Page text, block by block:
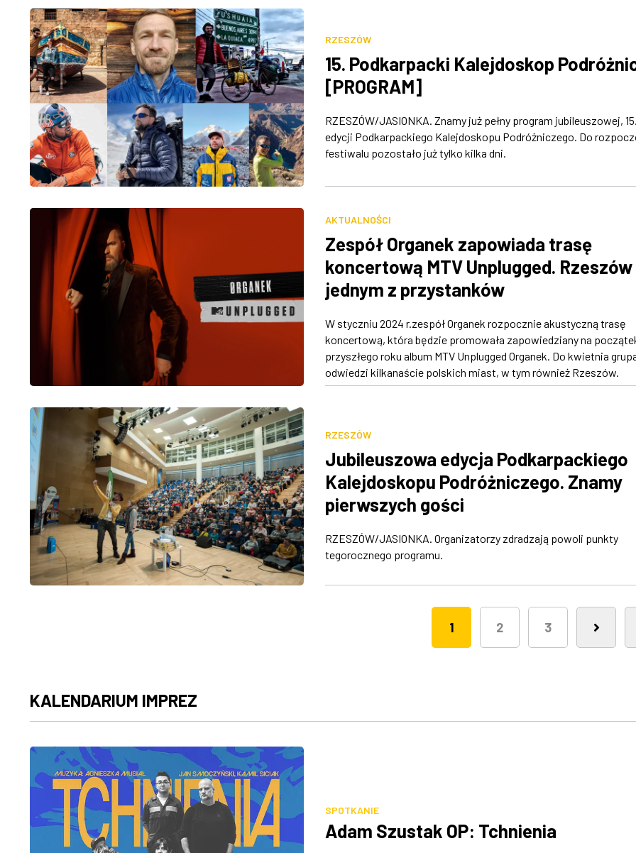
RZESZÓW
15. Podkarpacki Kalejdoskop
[PROGRAM]
RZESZÓW/JASIONKA. Znamy już pełny program jubileuszowej, 15.
edycji Podkarpackiego Kalejdoskopu Podróżniczego. Do
festiwalu pozostało już tylko kilka dni.
AKTUALNOŚCI
Zespół Organek zapowiada trasę
koncertową MTV Unplugged. Rzeszów
jednym z przystanków
W styczniu 2024 r.zespół Organek rozpocznie akustyczną trasę
koncertową, która będzie promowała zapowiedziany na
przyszłego roku album MTV Unplugged Organek. Do kwietnia
odwiedzi kilkanaście polskich miast, w tym również Rzeszów.
RZESZÓW
Jubileuszowa edycja Podkarpackiego
Kalejdoskopu Podróżniczego. Znamy
pierwszych gości
RZESZÓW/JASIONKA. Organizatorzy zdradzają powoli punkty
tegorocznego programu.
1 2 3
KALENDARIUM IMPREZ
SPOTKANIE
Adam Szustak OP: Tchnienia